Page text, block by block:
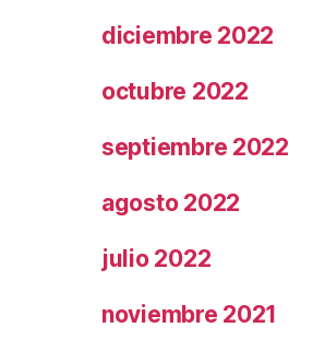
diciembre 2022
octubre 2022
septiembre 2022
agosto 2022
julio 2022
noviembre 2021